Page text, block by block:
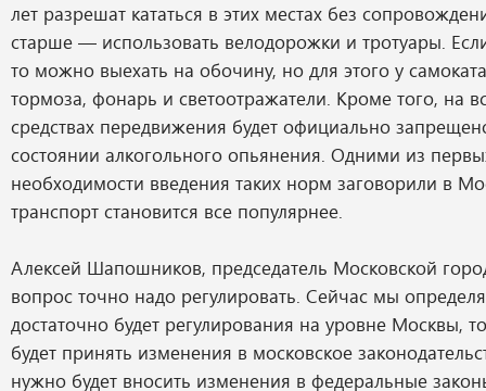
лет разрешат кататься в этих местах без
старше — использовать велодорожки и тротуары.
то можно выехать на обочину, но для этого у
тормоза, фонарь и светоотражатели. Кроме того, на
средствах передвижения будет официально
состоянии алкогольного опьянения. Одними из
необходимости введения таких норм заговорили в
транспорт становится все популярнее.
Алексей Шапошников, председатель Московской
вопрос точно надо регулировать. Сейчас мы
достаточно будет регулирования на уровне Москвы,
будет принять изменения в московское
нужно будет вносить изменения в федеральные